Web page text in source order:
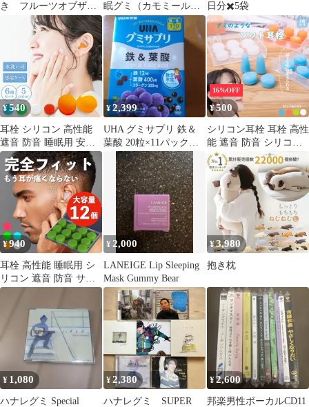
き フルーツオブザル
ーム ワッフル ルーム
ウェア グミ柄M
眠グミ（カモミール＆
パッションフラワー）
60粒入り
日分✖️5袋
¥540
耳栓 シリコン 高性能
遮音 防音 睡眠用 安眠
快眠 いびき対策 騒音対
策 水泳 勉強 仕事 集中
力アップ フィット感 柔
らかい 自由成形 粘土状
水洗い可能 繰り返し使
用 衛生的 アレルギーフ
リー 無毒性 耐久性 長
持ち コスパ 圧迫感 痛
くなりにくい
¥2,399
UHA グミサプリ 鉄＆
葉酸 20粒×11パック合
計220粒 10日分×11
16%OFF
¥500
シリコン耳栓 耳栓 高性
能 遮音 防音 シリコン
6個入り 完全遮音 水泳
洗える サーフィン 痛く
ない ライブ いびき 睡
眠 騒音 工事 スポーツ
アウトドア 勉強 学習
¥940
耳栓 高性能 睡眠用 シ
リコン 遮音 防音 サー
フィン ライブ用 最強
完全遮音 水泳用 強力
¥ 2,000
LANEIGE Lip Sleeping
Mask Gummy Bear
¥3,980
抱き枕
¥ 1,080
ハナレグミ Special
¥2,380
ハナレグミ SUPER
¥2,600
邦楽男性ボーカルCD11